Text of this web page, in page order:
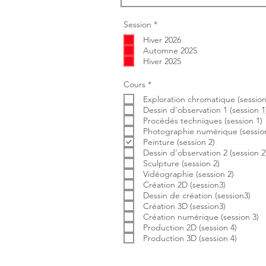
Session *O
l
i
g
a
r
e
Hiver 2026
Automne 2025
Hiver 2025
Cours *O
l
i
a
t
o
i
r
e
Exploration chromatique
Dessin d'observation 1 (session
Procédés techniques (session 1)
Photographie numérique
Peinture (session 2)
Dessin d'observation 2 (session
Sculpture (session 2)
Vidéographie (session 2)
Création 2D (session3)
Dessin de création (session3)
Création 3D (session3)
Création numérique (session 3)
Production 2D (session 4)
Production 3D (session 4)